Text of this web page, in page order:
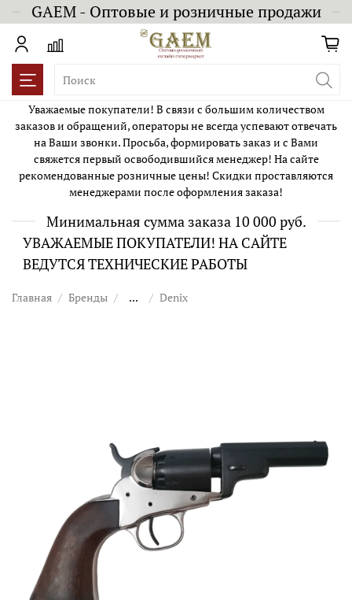
GAEM - Оптовые и розничные продажи
Уважаемые покупатели! В связи с большим количеством
заказов и обращений, операторы не всегда успевают отвечать
на Ваши звонки. Просьба, формировать заказ и с Вами
свяжется первый освободившийся менеджер! На сайте
рекомендованные розничные цены! Скидки проставляются
менеджерами после оформления заказа!
Минимальная сумма заказа 10 000 руб.
УВАЖАЕМЫЕ ПОКУПАТЕЛИ! НА САЙТЕ
ВЕДУТСЯ ТЕХНИЧЕСКИЕ РАБОТЫ
Главная Бренды ... Denix